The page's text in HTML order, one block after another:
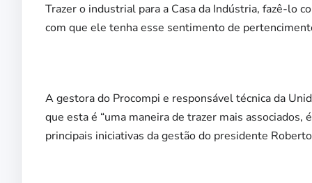
Trazer o industrial para a Casa da Indústria, fazê-lo
com que ele tenha esse sentimento de
A gestora do Procompi e responsável técnica da
que esta é “uma maneira de trazer mais associados,
principais iniciativas da gestão do presidente